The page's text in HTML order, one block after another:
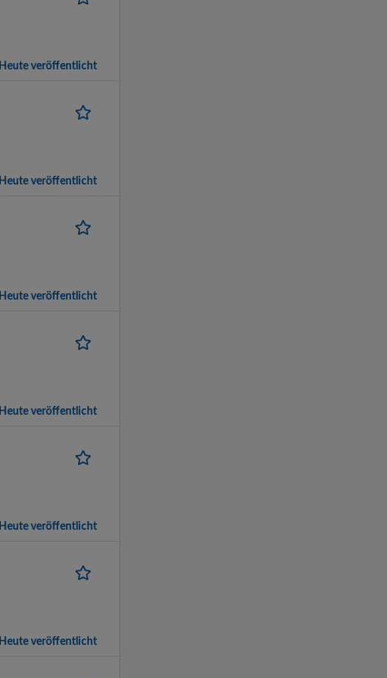
Heute veröffentlicht
Heute veröffentlicht
Heute veröffentlicht
Heute veröffentlicht
Heute veröffentlicht
Heute veröffentlicht